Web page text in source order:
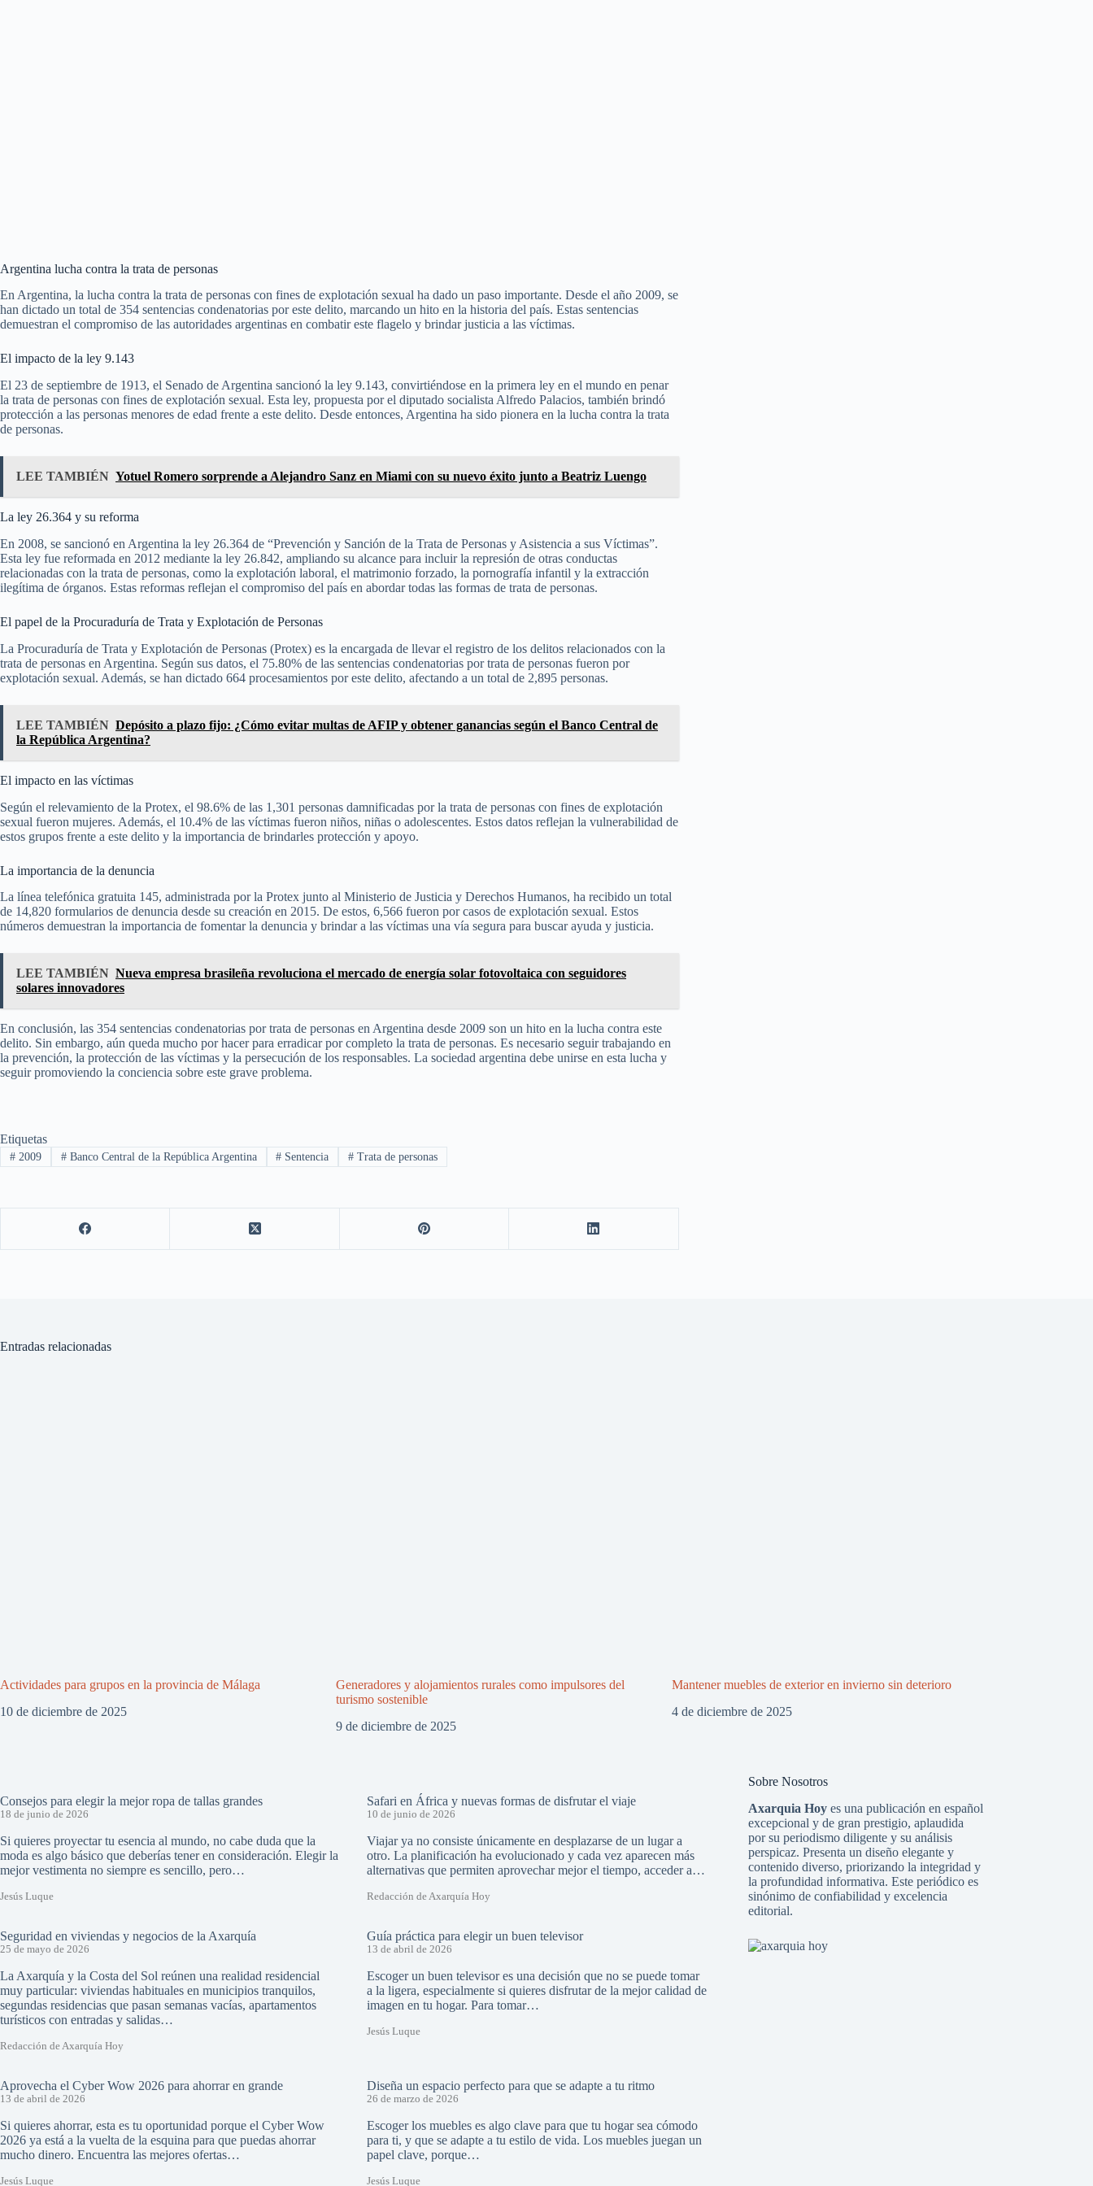
Argentina lucha contra la trata de personas
En Argentina, la lucha contra la trata de personas con fines de explotación sexual ha dado un paso importante. Desde el año 2009, se
han dictado un total de 354 sentencias condenatorias por este delito, marcando un hito en la historia del país. Estas sentencias
demuestran el compromiso de las autoridades argentinas en combatir este flagelo y brindar justicia a las víctimas.
El impacto de la ley 9.143
El 23 de septiembre de 1913, el Senado de Argentina sancionó la ley 9.143, convirtiéndose en la primera ley en el mundo en penar
la trata de personas con fines de explotación sexual. Esta ley, propuesta por el diputado socialista Alfredo Palacios, también brindó
protección a las personas menores de edad frente a este delito. Desde entonces, Argentina ha sido pionera en la lucha contra la trata
de personas.
LEE TAMBIÉN Yotuel Romero sorprende a Alejandro Sanz en Miami con su nuevo éxito junto a Beatriz Luengo
La ley 26.364 y su reforma
En 2008, se sancionó en Argentina la ley 26.364 de “Prevención y Sanción de la Trata de Personas y Asistencia a sus Víctimas”.
Esta ley fue reformada en 2012 mediante la ley 26.842, ampliando su alcance para incluir la represión de otras conductas
relacionadas con la trata de personas, como la explotación laboral, el matrimonio forzado, la pornografía infantil y la extracción
ilegítima de órganos. Estas reformas reflejan el compromiso del país en abordar todas las formas de trata de personas.
El papel de la Procuraduría de Trata y Explotación de Personas
La Procuraduría de Trata y Explotación de Personas (Protex) es la encargada de llevar el registro de los delitos relacionados con la
trata de personas en Argentina. Según sus datos, el 75.80% de las sentencias condenatorias por trata de personas fueron por
explotación sexual. Además, se han dictado 664 procesamientos por este delito, afectando a un total de 2,895 personas.
LEE TAMBIÉN Depósito a plazo fijo: ¿Cómo evitar multas de AFIP y obtener ganancias según el Banco Central de
la República Argentina?
El impacto en las víctimas
Según el relevamiento de la Protex, el 98.6% de las 1,301 personas damnificadas por la trata de personas con fines de explotación
sexual fueron mujeres. Además, el 10.4% de las víctimas fueron niños, niñas o adolescentes. Estos datos reflejan la vulnerabilidad de
estos grupos frente a este delito y la importancia de brindarles protección y apoyo.
La importancia de la denuncia
La línea telefónica gratuita 145, administrada por la Protex junto al Ministerio de Justicia y Derechos Humanos, ha recibido un total
de 14,820 formularios de denuncia desde su creación en 2015. De estos, 6,566 fueron por casos de explotación sexual. Estos
números demuestran la importancia de fomentar la denuncia y brindar a las víctimas una vía segura para buscar ayuda y justicia.
LEE TAMBIÉN Nueva empresa brasileña revoluciona el mercado de energía solar fotovoltaica con seguidores
solares innovadores
En conclusión, las 354 sentencias condenatorias por trata de personas en Argentina desde 2009 son un hito en la lucha contra este
delito. Sin embargo, aún queda mucho por hacer para erradicar por completo la trata de personas. Es necesario seguir trabajando en
la prevención, la protección de las víctimas y la persecución de los responsables. La sociedad argentina debe unirse en esta lucha y
seguir promoviendo la conciencia sobre este grave problema.
Etiquetas
#2009 #Banco Central de la República Argentina # Sentencia # Trata de personas
Entradas relacionadas
Actividades para grupos en la provincia de Málaga
10 de diciembre de 2025
Generadores y alojamientos rurales como impulsores del
turismo sostenible
9 de diciembre de 2025
Mantener muebles de exterior en invierno sin deterioro
4 de diciembre de 2025
Consejos para elegir la mejor ropa de tallas grandes
18 de junio de 2026
Si quieres proyectar tu esencia al mundo, no cabe duda que la
moda es algo básico que deberías tener en consideración. Elegir la
mejor vestimenta no siempre es sencillo, pero…
Jesús Luque
Safari en África y nuevas formas de disfrutar el viaje
10 de junio de 2026
Viajar ya no consiste únicamente en desplazarse de un lugar a
otro. La planificación ha evolucionado y cada vez aparecen más
alternativas que permiten aprovechar mejor el tiempo, acceder a…
Redacción de Axarquía Hoy
Seguridad en viviendas y negocios de la Axarquía
25 de mayo de 2026
La Axarquía y la Costa del Sol reúnen una realidad residencial
muy particular: viviendas habituales en municipios tranquilos,
segundas residencias que pasan semanas vacías, apartamentos
turísticos con entradas y salidas…
Redacción de Axarquía Hoy
Guía práctica para elegir un buen televisor
13 de abril de 2026
Escoger un buen televisor es una decisión que no se puede tomar
a la ligera, especialmente si quieres disfrutar de la mejor calidad de
imagen en tu hogar. Para tomar…
Jesús Luque
Aprovecha el Cyber Wow 2026 para ahorrar en grande
13 de abril de 2026
Si quieres ahorrar, esta es tu oportunidad porque el Cyber Wow
2026 ya está a la vuelta de la esquina para que puedas ahorrar
mucho dinero. Encuentra las mejores ofertas…
Jesús Luque
Diseña un espacio perfecto para que se adapte a tu ritmo
26 de marzo de 2026
Escoger los muebles es algo clave para que tu hogar sea cómodo
para ti, y que se adapte a tu estilo de vida. Los muebles juegan un
papel clave, porque…
Jesús Luque
Sobre Nosotros
Axarquia Hoyes una publicación en español
excepcional y de gran prestigio, aplaudida
por su periodismo diligente y su análisis
perspicaz. Presenta un diseño elegante y
contenido diverso, priorizando la integridad y
la profundidad informativa. Este periódico es
sinónimo de confiabilidad y excelencia
editorial.